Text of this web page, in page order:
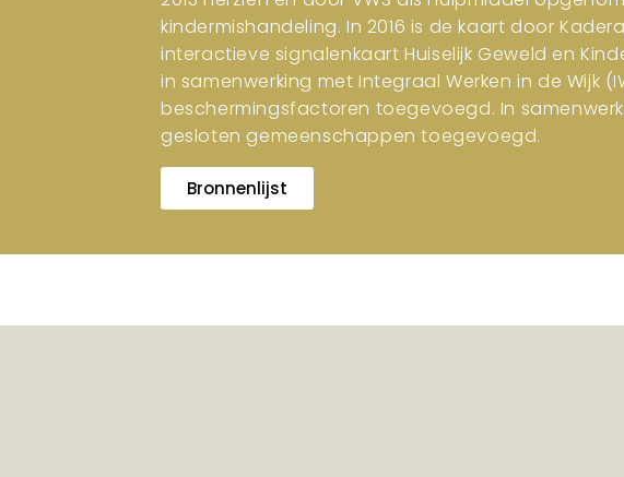
kindermishandeling. In 2016 is de kaart door
interactieve signalenkaart Huiselijk Geweld en
in samenwerking met Integraal Werken in de Wijk
beschermingsfactoren toegevoegd. In
gesloten gemeenschappen toegevoegd.
Bronnenlijst